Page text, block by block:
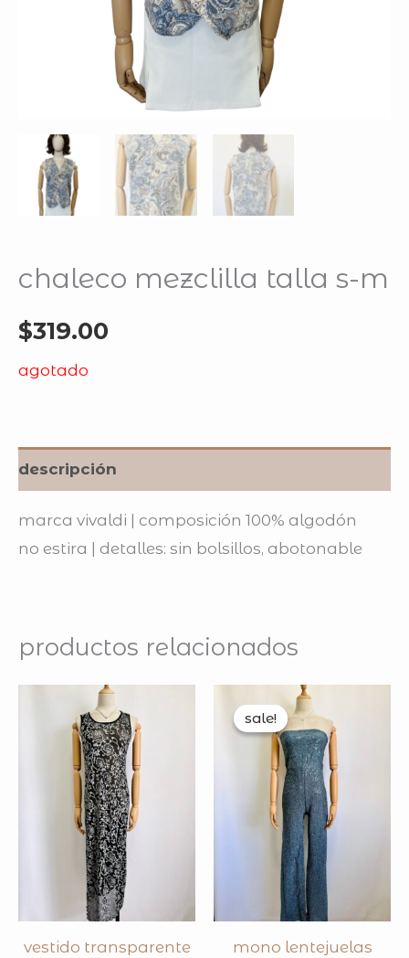
chaleco mezclilla talla s-m
$319.00
agotado
descripción
marca vivaldi | composición 100% algodón
no estira | detalles: sin bolsillos, abotonable
productos relacionados
vestido transparente
sale!
sale!
mono lentejuelas
original
price
was:
$300.00.